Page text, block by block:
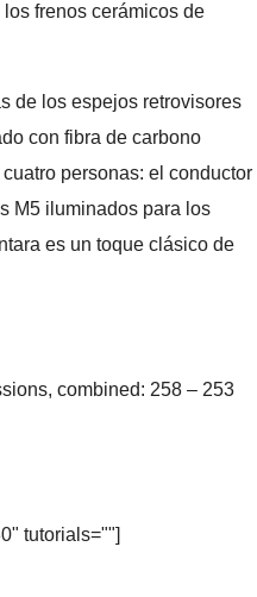
frenos cerámicos de
de los espejos retrovisores
con fibra de carbono
personas: el conductor
M5 iluminados para los
es un toque clásico de
combined: 258 – 253
tutorials=""]